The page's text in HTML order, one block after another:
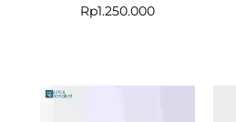
Rp1.250.000